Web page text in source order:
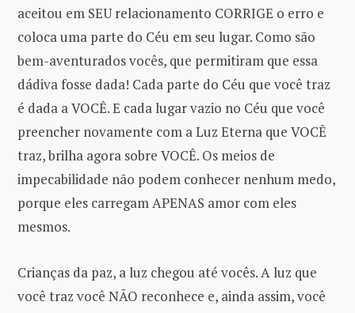
aceitou em SEU relacionamento CORRIGE o erro e
coloca uma parte do Céu em seu lugar. Como são
bem-aventurados vocês, que permitiram que essa
dádiva fosse dada! Cada parte do Céu que você traz
é dada a VOCÊ. E cada lugar vazio no Céu que você
preencher novamente com a Luz Eterna que VOCÊ
traz, brilha agora sobre VOCÊ. Os meios de
impecabilidade não podem conhecer nenhum medo,
porque eles carregam APENAS amor com eles
mesmos.
Crianças da paz, a luz chegou até vocês. A luz que
você traz você NÃO reconhece e, ainda assim, você